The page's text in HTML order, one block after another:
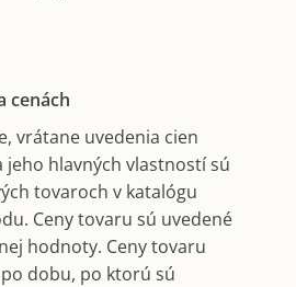
cenách
vrátane uvedenia cien
hlavných vlastností sú
tovaroch v katalógu
Ceny tovaru sú uvedené
hodnoty. Ceny tovaru
dobu, po ktorú sú